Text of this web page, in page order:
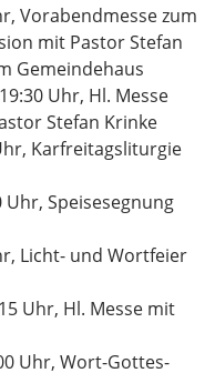
Vorabendmesse zum
mit Pastor Stefan
Gemeindehaus
Uhr, Hl. Messe
Stefan Krinke
Karfreitagsliturgie
Uhr, Speisesegnung
Licht- und Wortfeier
Uhr, Hl. Messe mit
Uhr, Wort-Gottes-